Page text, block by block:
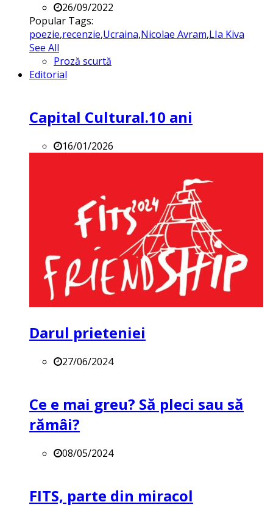
26/09/2022
Popular Tags:
poezie,recenzie,Ucraina,Nicolae Avram,LIa Kiva
See All
Proză scurtă
Editorial
Capital Cultural.10 ani
16/01/2026
Darul prieteniei
27/06/2024
Ce e mai greu? Să pleci sau să
rămâi?
08/05/2024
FITS, parte din miracol